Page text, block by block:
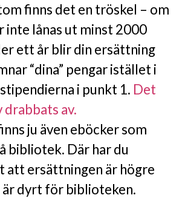
finns det en tröskel – om
inte lånas ut minst 2000
ett år blir din ersättning
“dina” pengar istället i
i punkt 1. Det
drabbats av.
ju även eböcker som
bibliotek. Där har du
att ersättningen är högre
dyrt för biblioteken.